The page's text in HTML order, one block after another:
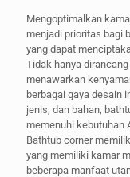
Mengoptimalkan
menjadi prioritas bagi
yang dapat
Tidak hanya
menawarkan
berbagai gaya desain
jenis, dan bahan,
memenuhi kebutuhan
Bathtub corner
yang memiliki kamar
beberapa manfaat